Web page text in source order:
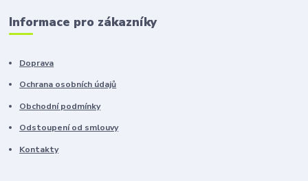
Informace pro zákazníky
Doprava
Ochrana osobních údajů
Obchodní podmínky
Odstoupení od smlouvy
Kontakty